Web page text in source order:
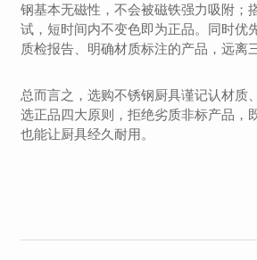
钢基本无磁性，不会被磁铁强力吸附；
试，短时间内不变色即为正品。同时优
质检报告、明确材质标注的产品，远离
总而言之，选购不锈钢厨具谨记认材质
选正品四大原则，拒绝劣质非标产品，
也能让厨具经久耐用。